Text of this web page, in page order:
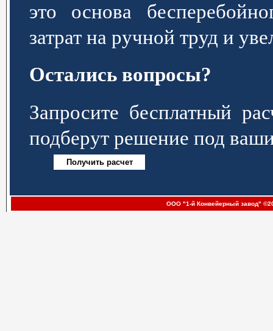
это основа
затрат на ручной труд и
Остались вопросы?
Запросите бесплатный
подберут решение под
ООО "1-й Конвейерный завод"